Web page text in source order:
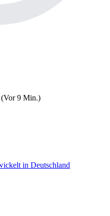
(Vor 9 Min.)
in Deutschland